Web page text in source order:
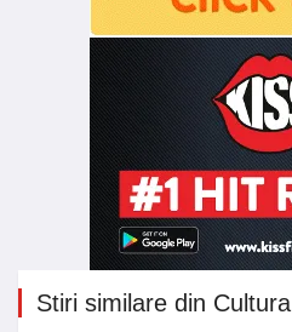
Stiri similare din Cultura